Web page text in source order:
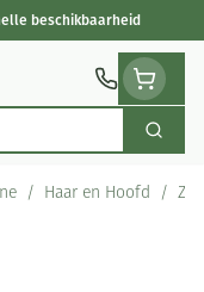
beschikbaarheid
Zoek
/ Haar en Hoofd /